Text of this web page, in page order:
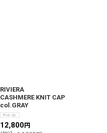
RIVIERA
CASHMERE KNIT CAP
col.GRAY
12,800円